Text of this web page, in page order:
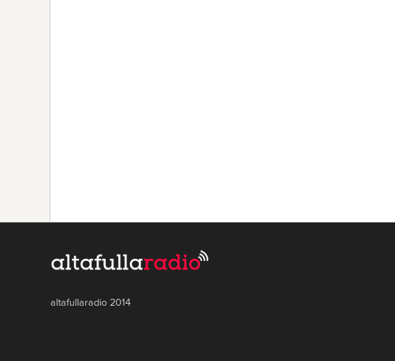
altafullaradio 2014